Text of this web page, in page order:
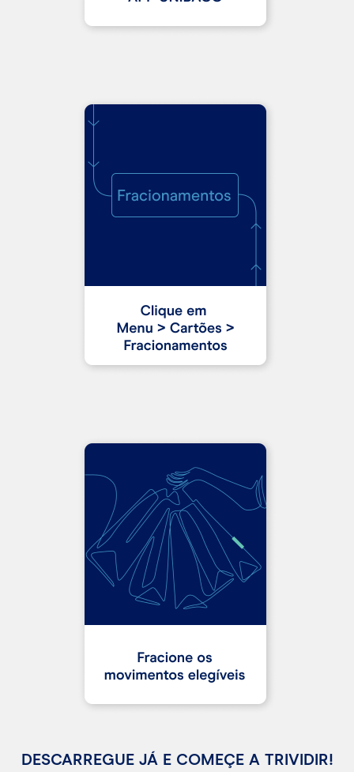
DESCARREGUE JÁ E COMEÇE A TRIVIDIR!